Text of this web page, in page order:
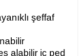
şeffaf
alabilir iç ped